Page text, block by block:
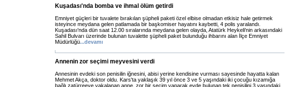
Kuşadası'nda bomba ve ihmal ölüm getirdi
Emniyet güçleri bir tuvalete bırakılan şüpheli paketi özel elbise olmadan etkisiz hale getirmek
isteyince meydana gelen patlamada bir başkomiser hayatını kaybetti, 4 polis yaralandı.
Kuşadası'nda dün saat 12.00 sıralarında meydana gelen olayda, Atatürk Heykeli'nin arkasındaki
Sahil Bulvarı üzerinde bulunan tuvalette şüpheli paket bulunduğu ihbarını alan İlçe Emniyet
Müdürlüğü...devamı
Annenin zor seçimi meyvesini verdi
Annesinin evdeki son penisilin iğnesini, abisi yerine kendisine vurması sayesinde hayatta kalan
Mehmet Akça, doktor oldu. Kars'ta yaklaşık 39 yıl önce 3 ve 5 yaşındaki iki çocuğu kızamığa
bağlı zatürreeye yakalanan anne, zor bir seçim yaparak evde bulunan tek penisilini 3 yaşındaki